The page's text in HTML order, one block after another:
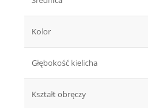
Kolor
Głębokość kielicha
Kształt obręczy